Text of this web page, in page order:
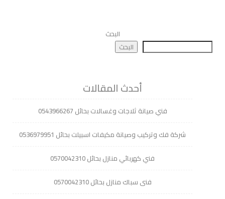
البحث
البحث
أحدث المقالات
فني صيانة ثلاجات وغسالات بحائل 0543966267
شركة فك وتركيب وصيانة مكيفات اسبيلت بحائل 0536979951
فني كهربائي منازل بحائل 0570042310
فنى سباك منازل بحائل 0570042310